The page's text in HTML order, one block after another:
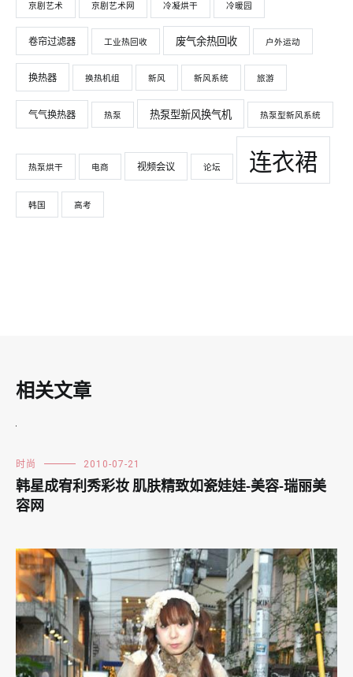
京剧艺术 京剧艺术网 冷凝烘干 冷暖园
卷帘过滤器 工业热回收 废气余热回收 户外运动
换热器 换热机组 新风 新风系统 旅游
气气换热器 热泵 热泵型新风换气机 热泵型新风系统
热泵烘干 电商 视频会议 论坛 连衣裙
韩国 高考
相关文章
时尚 2010-07-21
韩星成宥利秀彩妆 肌肤精致如瓷娃娃-美容-瑞丽美
容网